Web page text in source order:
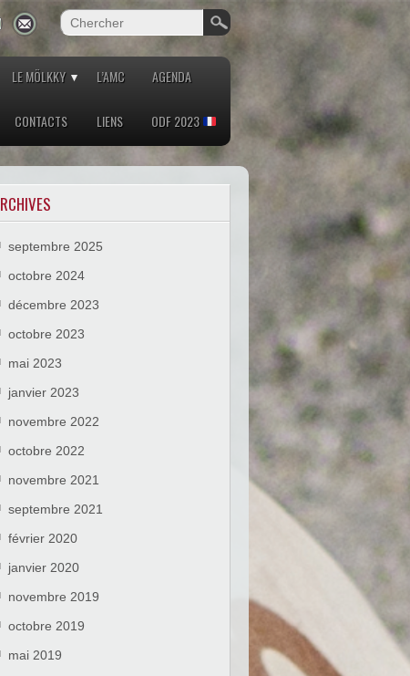
LE MÖLKKY L’AMC AGENDA
CONTACTS LIENS ODF 2023
septembre 2025
octobre 2024
décembre 2023
octobre 2023
mai 2023
janvier 2023
novembre 2022
octobre 2022
novembre 2021
septembre 2021
février 2020
janvier 2020
novembre 2019
octobre 2019
mai 2019